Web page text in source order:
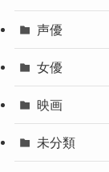
声優
女優
映画
未分類